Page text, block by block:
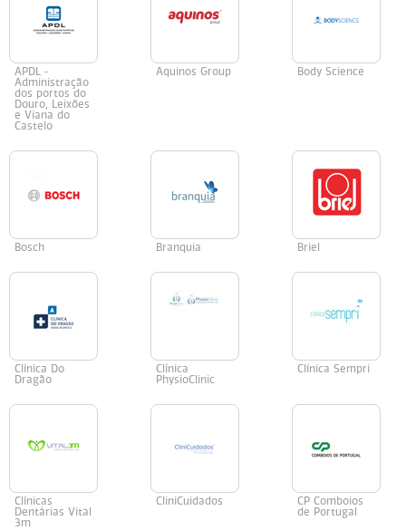
APDL -
Administração
dos portos do
Douro, Leixões
e Viana do
Castelo
Aquinos Group Body Science
Bosch Branquia Briel
Clínica Do
Dragão
Clínica
PhysioClinic
Clínica Sempri
Clínicas
Dentárias Vital
3m
CliniCuidados
CP Comboios
de Portugal